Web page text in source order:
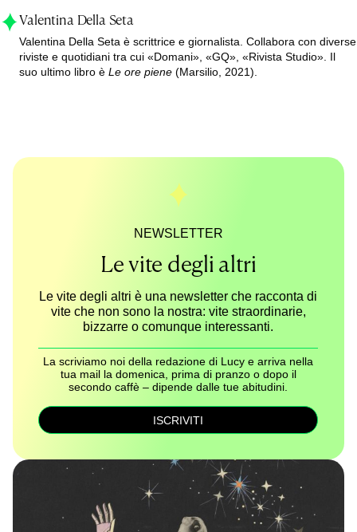
Valentina Della Seta
Valentina Della Seta è scrittrice e giornalista. Collabora con diverse
riviste e quotidiani tra cui «Domani», «GQ», «Rivista Studio». Il
suo ultimo libro èLe ore piene (Marsilio, 2021).
NEWSLETTER
Le vite degli altri
Le vite degli altri è una newsletter che racconta di
vite che non sono la nostra: vite straordinarie,
bizzarre o comunque interessanti.
La scriviamo noi della redazione di Lucy e arriva nella
tua mail la domenica, prima di pranzo o dopo il
secondo caffè – dipende dalle tue abitudini.
ISCRIVITI